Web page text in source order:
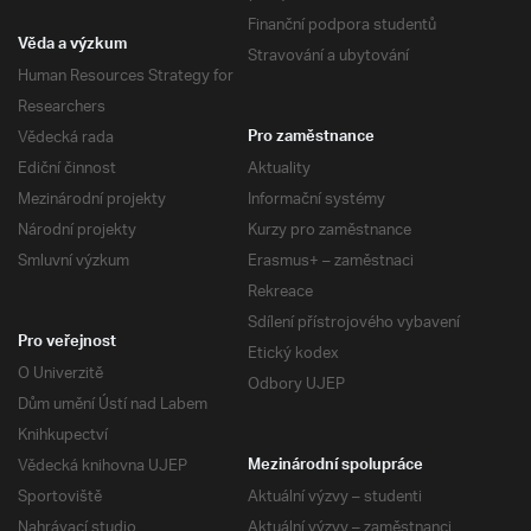
Finanční podpora studentů
Stravování a ubytování
Věda a výzkum
Human Resources Strategy for
Researchers
Vědecká rada
Ediční činnost
Mezinárodní projekty
Národní projekty
Smluvní výzkum
Pro zaměstnance
Aktuality
Informační systémy
Kurzy pro zaměstnance
Erasmus+ – zaměstnaci
Rekreace
Sdílení přístrojového vybavení
Etický kodex
Odbory UJEP
Pro veřejnost
O Univerzitě
Dům umění Ústí nad Labem
Knihkupectví
Vědecká knihovna UJEP
Sportoviště
Mezinárodní spolupráce
Aktuální výzvy – studenti